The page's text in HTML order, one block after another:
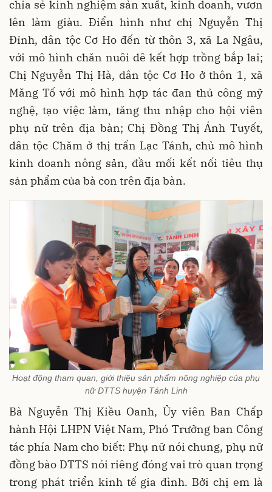
chia sẻ kinh nghiệm sản xuất, kinh doanh, vươn
lên làm giàu. Điển hình như chị Nguyễn Thị
Đỉnh, dân tộc Cơ Ho đến từ thôn 3, xã La Ngâu,
với mô hình chăn nuôi dê kết hợp trồng bắp lai;
Chị Nguyễn Thị Hà, dân tộc Cơ Ho ở thôn 1, xã
Măng Tố với mô hình hợp tác đan thủ công mỹ
nghệ, tạo việc làm, tăng thu nhập cho hội viên
phụ nữ trên địa bàn; Chị Đồng Thị Ánh Tuyết,
dân tộc Chăm ở thị trấn Lạc Tánh, chủ mô hình
kinh doanh nông sản, đầu mối kết nối tiêu thụ
sản phẩm của bà con trên địa bàn.
Hoạt động tham quan, giới thiệu sản phẩm nông nghiệp của phụ
nữ DTTS huyện Tánh Linh
Bà Nguyễn Thị Kiều Oanh, Ủy viên Ban Chấp
hành Hội LHPN Việt Nam, Phó Trưởng ban Công
tác phía Nam cho biết: Phụ nữ nói chung, phụ nữ
đồng bào DTTS nói riêng đóng vai trò quan trọng
trong phát triển kinh tế gia đình. Bởi chị em là